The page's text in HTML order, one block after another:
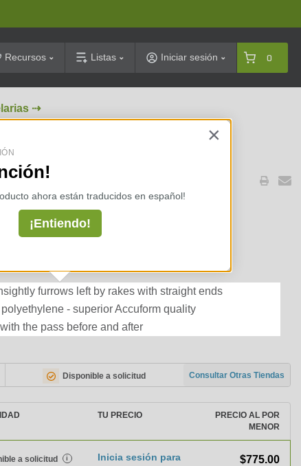
Recursos Listas Iniciar sesión 0
⇢
17 in. Head 54 in.
Coated Handle (25
furrows left by rakes with straight ends
- superior Accuform quality
the pass before and after
Disponible a solicitud Consultar Otras Tiendas
TU PRECIO
PRECIO AL POR
MENOR
a solicitud i
Inicia sesión para
$775.00
×
ahora están traducidos en español!
¡Entiendo!